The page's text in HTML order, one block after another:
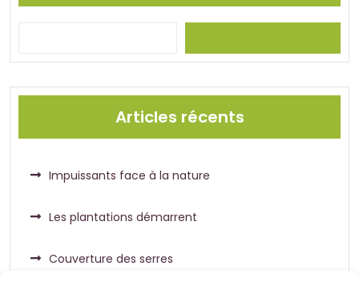
Articles récents
Impuissants face à la nature
Les plantations démarrent
Couverture des serres